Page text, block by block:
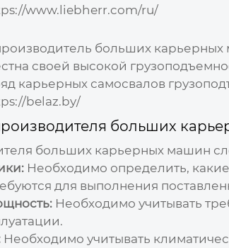
www.liebherr.com/ru/
больших
своей высокой
карьерных самосвалов
belaz.by/
больших
больших карьерных машин
Необходимо определить,
для выполнения
Необходимо учитывать
Необходимо учитывать